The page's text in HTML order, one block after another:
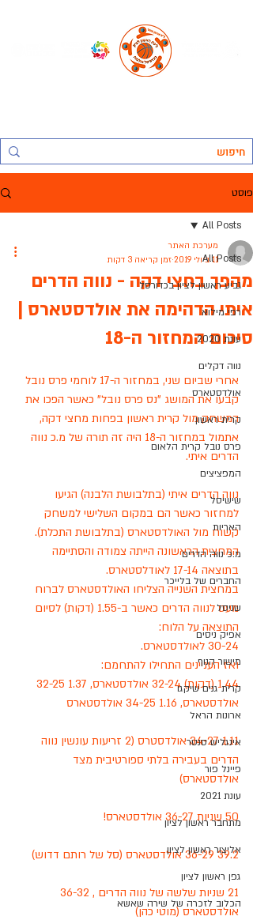
פוסט
All Posts
גביע ראשון לציון בכדורסל
רפי מילוא
עונת 2020
נווה דקלים
אולדסטארס
קרית ראשון
פרס נובל קרית הלאום
המפציצים
שישיסל
האריות
מ.כ נווה הדרים
החברים של בלייכר
שניסל
אפיק ניסים
מישור הנוף
קרית גנים שיקגו
ארונות הראל
אינגליש סנטר
פיינל פור
עונת 2021
מתחבר ראשון לציון
אליצור ראשון לציון
גפן ראשון לציון
הכלוב לזכרה של שירה שאשא
All Posts
מהפך בחצי דקה - נווה הדרים
איתי הדהימה את אולדסטארס |
סיכום המחזור ה-18
מערכת האתר
11 ביולי 2019
זמן קריאה 3 דקות
אחרי שביום שני, במחזור ה-17 לוחמי פרס נובל
קבעו את המושג "נס פרס נובל" כאשר הפכו את
המשחק מול קרית ראשון בפחות מחצי דקה,
אתמול במחזור ה-18 היה זה תורה של מ.כ נווה
הדרים איתי.
נווה הדרים איתי (בתלבושת הלבנה) הגיעו
למחזור כאשר הם במקום השלישי למשחק
קשוח מול האולדסטארס (בתלבושת התכלת).
המחצית הראשונה הייתה צמודה והסתיימה
בתוצאה 17-14 לאודלסטארס.
במחצית השנייה הצליחו האולדסטארס לברוח
מעט לנווה הדרים כאשר ב-1.55 (דקות) לסיום
התוצאה על הלוח:
30-24 לאולדסטארס.
ואז העניינים התחילו להתחמם:
אולדסטארס, 1.16 34-25 אולדסטארס
1.11 34-27 אולדסטרס (2 זריעות עונשין נווה
הדרים בעבירה בלתי ספורטיבית מצד
אולדסטארס)
50 שניות 36-27 אולדסטארס!
39.2 36-29 אולדסטארס (סל של רותם דדוש)
אולדסטארס (מוטי כהן)